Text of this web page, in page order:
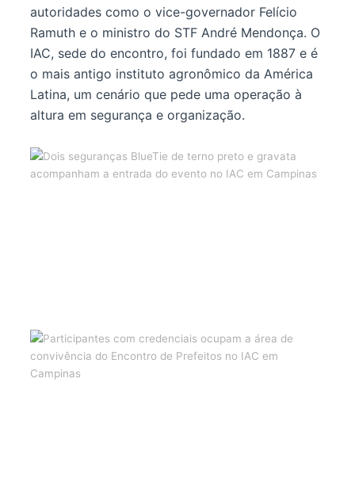
autoridades como o vice-governador Felício
Ramuth e o ministro do STF André Mendonça. O
IAC, sede do encontro, foi fundado em 1887 e é
o mais antigo instituto agronômico da América
Latina, um cenário que pede uma operação à
altura em segurança e organização.